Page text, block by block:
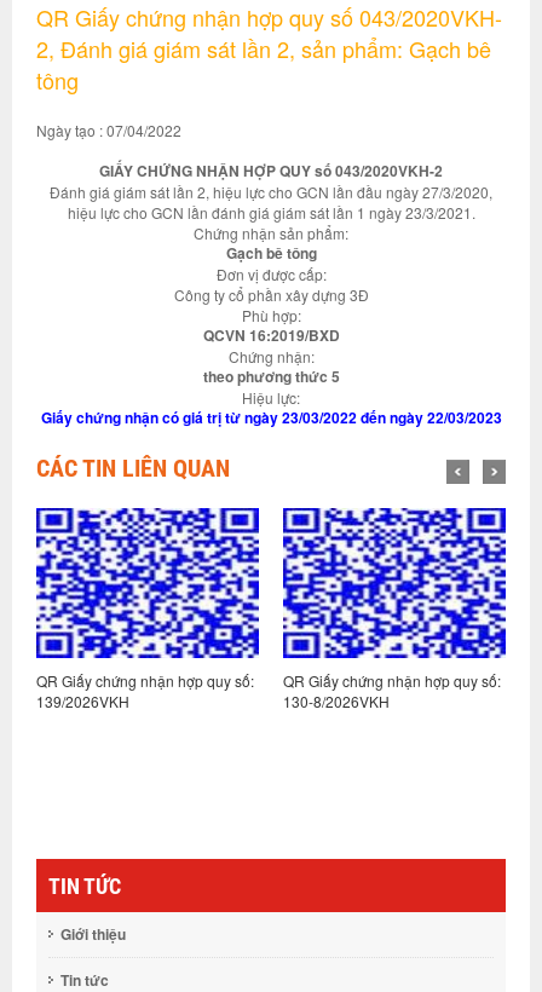
QR Giấy chứng nhận hợp quy số 043/2020VKH-
2, Đánh giá giám sát lần 2, sản phẩm: Gạch bê
tông
Ngày tạo : 07/04/2022
GIẤY CHỨNG NHẬN HỢP QUY số 043/2020VKH-2
Đánh giá giám sát lần 2, hiệu lực cho GCN lần đầu ngày 27/3/2020,
hiệu lực cho GCN lần đánh giá giám sát lần 1 ngày 23/3/2021.
Chứng nhận sản phẩm:
Gạch bê tông
Đơn vị được cấp:
Công ty cổ phần xây dựng 3Đ
Phù hợp:
QCVN 16:2019/BXD
Chứng nhận:
theo phương thức 5
Hiệu lực:
Giấy chứng nhận có giá trị từ ngày 23/03/2022 đến ngày 22/03/2023
CÁC TIN LIÊN QUAN
QR Giấy chứng nhận hợp quy số:
139/2026VKH
QR Giấy chứng nhận hợp quy số:
130-8/2026VKH
TIN TỨC
Giới thiệu
Tin tức